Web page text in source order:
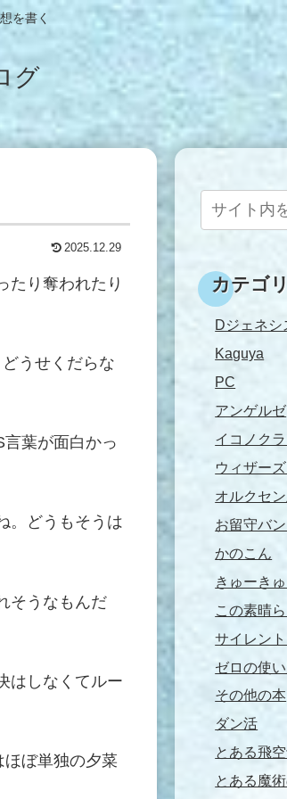
を書く
グ
2025.12.29
たり奪われたり
うせくだらな
葉が面白かっ
。どうもそうは
そうなもんだ
はしなくてルー
ぼ単独の夕菜
カテゴ
Dジェネシ
Kaguya
PC
アンゲルゼ
イコノク
ウィザー
オルクセ
お留守バ
かのこん
きゅーき
この素晴
サイレン
ゼロの使
その他の本
ダン活
とある飛
とある魔